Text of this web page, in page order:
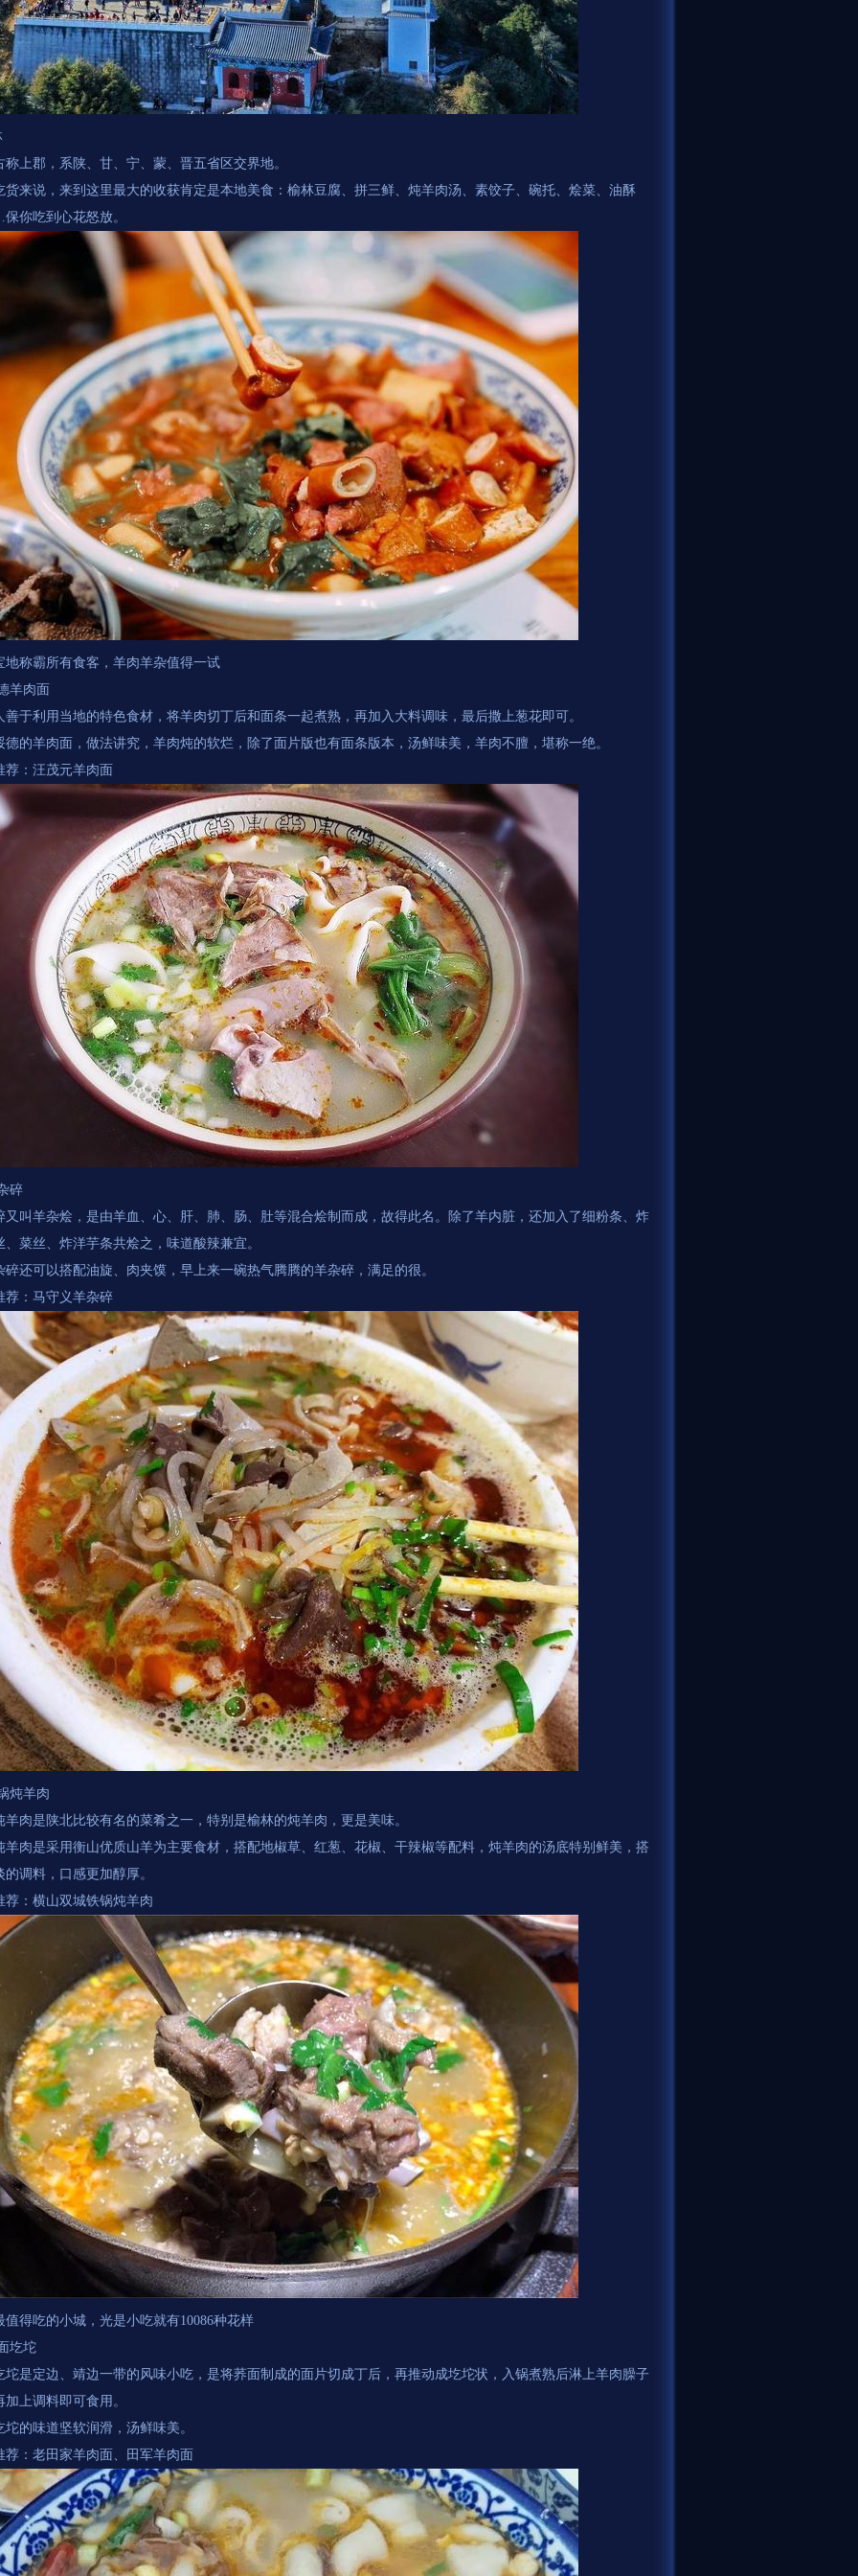
称上郡，系陕、甘、宁、蒙、晋五省区交界地。
货来说，来到这里最大的收获肯定是本地美食：榆林豆腐、拼三鲜、炖羊肉汤、素饺子、碗托、烩菜、油酥
你吃到心花怒放。
地称霸所有食客，羊肉羊杂值得一试
羊肉面
善于利用当地的特色食材，将羊肉切丁后和面条一起煮熟，再加入大料调味，最后撒上葱花即可。
德的羊肉面，做法讲究，羊肉炖的软烂，除了面片版也有面条版本，汤鲜味美，羊肉不膻，堪称一绝。
荐：汪茂元羊肉面
碎
又叫羊杂烩，是由羊血、心、肝、肺、肠、肚等混合烩制而成，故得此名。除了羊内脏，还加入了细粉条、炸
、菜丝、炸洋芋条共烩之，味道酸辣兼宜。
碎还可以搭配油旋、肉夹馍，早上来一碗热气腾腾的羊杂碎，满足的很。
荐：马守义羊杂碎
炖羊肉
羊肉是陕北比较有名的菜肴之一，特别是榆林的炖羊肉，更是美味。
羊肉是采用衡山优质山羊为主要食材，搭配地椒草、红葱、花椒、干辣椒等配料，炖羊肉的汤底特别鲜美，搭
的调料，口感更加醇厚。
荐：横山双城铁锅炖羊肉
值得吃的小城，光是小吃就有10086种花样
圪坨
坨是定边、靖边一带的风味小吃，是将荞面制成的面片切成丁后，再推动成圪坨状，入锅煮熟后淋上羊肉臊子
加上调料即可食用。
坨的味道坚软润滑，汤鲜味美。
荐：老田家羊肉面、田军羊肉面